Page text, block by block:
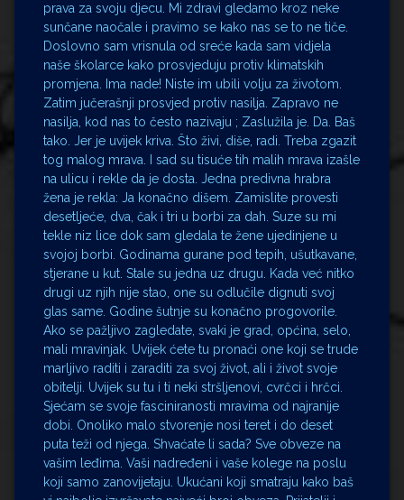
prava za svoju djecu. Mi zdravi gledamo kroz neke
sunčane naočale i pravimo se kako nas se to ne tiče.
Doslovno sam vrisnula od sreće kada sam vidjela
naše školarce kako prosvjeduju protiv klimatskih
promjena. Ima nade! Niste im ubili volju za životom.
Zatim jučerašnji prosvjed protiv nasilja. Zapravo ne
nasilja, kod nas to često nazivaju ; Zaslužila je. Da. Baš
tako. Jer je uvijek kriva. Što živi, diše, radi. Treba zgazit
tog malog mrava. I sad su tisuće tih malih mrava izašle
na ulicu i rekle da je dosta. Jedna predivna hrabra
žena je rekla: Ja konačno dišem. Zamislite provesti
desetljeće, dva, čak i tri u borbi za dah. Suze su mi
tekle niz lice dok sam gledala te žene ujedinjene u
svojoj borbi. Godinama gurane pod tepih, ušutkavane,
stjerane u kut. Stale su jedna uz drugu. Kada već nitko
drugi uz njih nije stao, one su odlučile dignuti svoj
glas same. Godine šutnje su konačno progovorile.
Ako se pažljivo zagledate, svaki je grad, općina, selo,
mali mravinjak. Uvijek ćete tu pronaći one koji se trude
marljivo raditi i zaraditi za svoj život, ali i život svoje
obitelji. Uvijek su tu i ti neki stršljenovi, cvrčci i hrčci.
Sjećam se svoje fasciniranosti mravima od najranije
dobi. Onoliko malo stvorenje nosi teret i do deset
puta teži od njega. Shvaćate li sada? Sve obveze na
vašim leđima. Vaši nadređeni i vaše kolege na poslu
koji samo zanovijetaju. Ukućani koji smatraju kako baš